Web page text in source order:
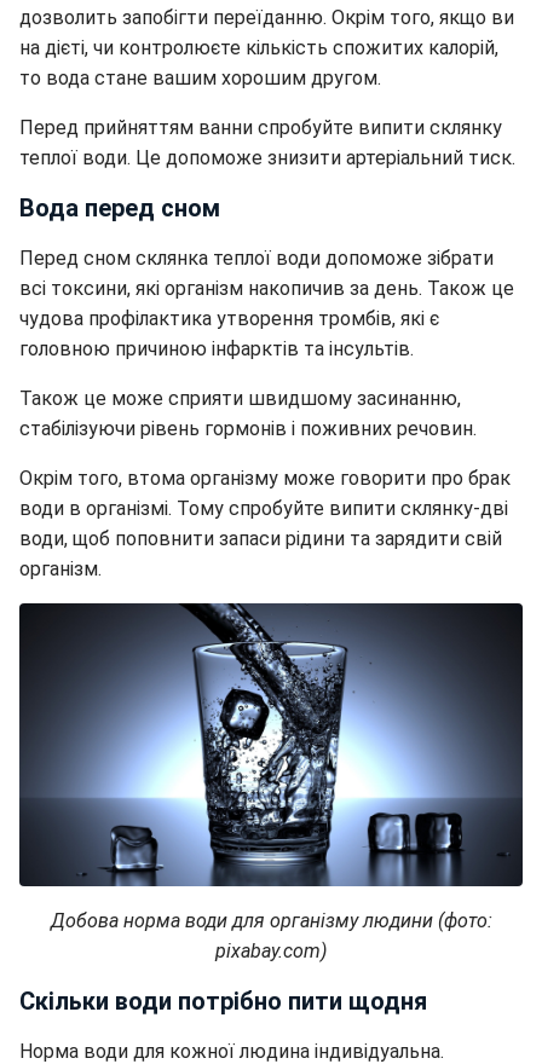
дозволить запобігти переїданню. Окрім того, якщо ви
на дієті, чи контролюєте кількість спожитих калорій,
то вода стане вашим хорошим другом.
Перед прийняттям ванни спробуйте випити склянку
теплої води. Це допоможе знизити артеріальний тиск.
Вода перед сном
Перед сном склянка теплої води допоможе зібрати
всі токсини, які організм накопичив за день. Також це
чудова профілактика утворення тромбів, які є
головною причиною інфарктів та інсультів.
Також це може сприяти швидшому засинанню,
стабілізуючи рівень гормонів і поживних речовин.
Окрім того, втома організму може говорити про брак
води в організмі. Тому спробуйте випити склянку-дві
води, щоб поповнити запаси рідини та зарядити свій
організм.
Добова норма води для організму людини (фото:
pixabay.com)
Скільки води потрібно пити щодня
Норма води для кожної людина індивідуальна.